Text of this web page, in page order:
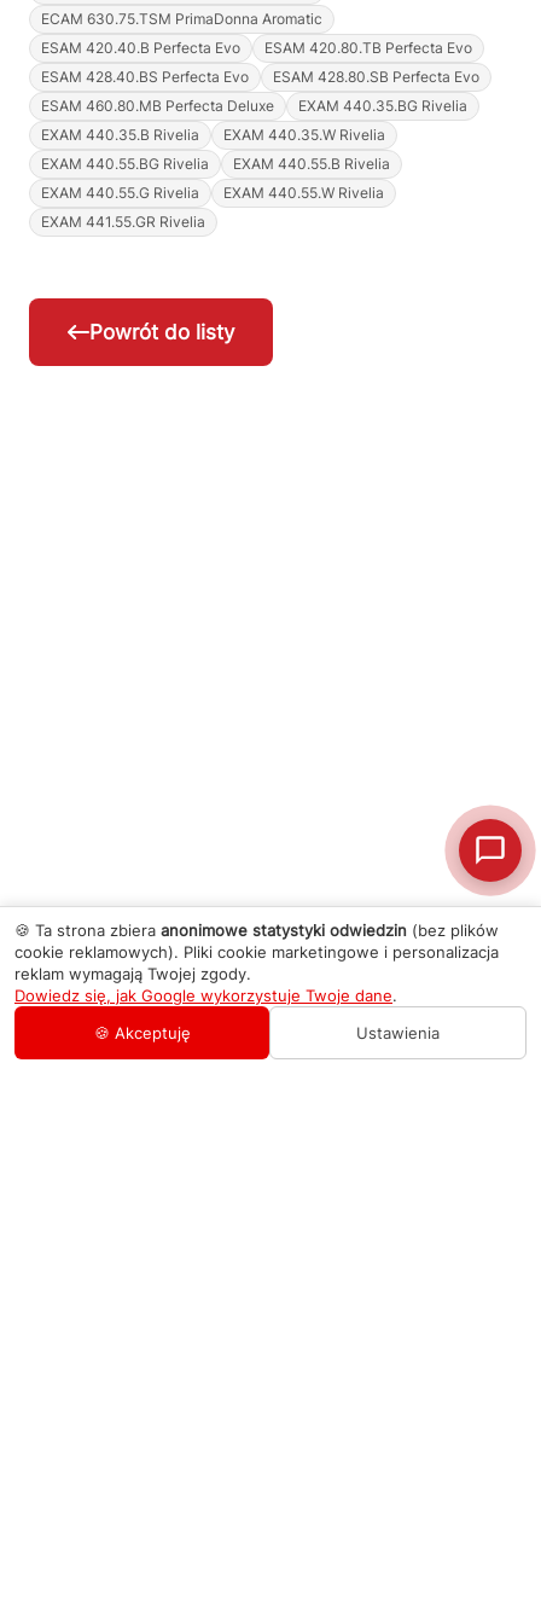
ECAM 630.75.TSM PrimaDonna Aromatic
ESAM 420.40.B Perfecta Evo
ESAM 420.80.TB Perfecta Evo
ESAM 428.40.BS Perfecta Evo
ESAM 428.80.SB Perfecta Evo
ESAM 460.80.MB Perfecta Deluxe
EXAM 440.35.BG Rivelia
EXAM 440.35.B Rivelia
EXAM 440.35.W Rivelia
EXAM 440.55.BG Rivelia
EXAM 440.55.B Rivelia
EXAM 440.55.G Rivelia
EXAM 440.55.W Rivelia
EXAM 441.55.GR Rivelia
Powrót do listy
🍪 Ta strona zbiera anonimowe statystyki odwiedzin (bez plików
cookie reklamowych). Pliki cookie marketingowe i personalizacja
reklam wymagają Twojej zgody.
Dowiedz się, jak Google wykorzystuje Twoje dane.
🍪 Akceptuję
Ustawienia